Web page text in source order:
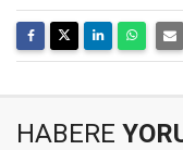
HABERE